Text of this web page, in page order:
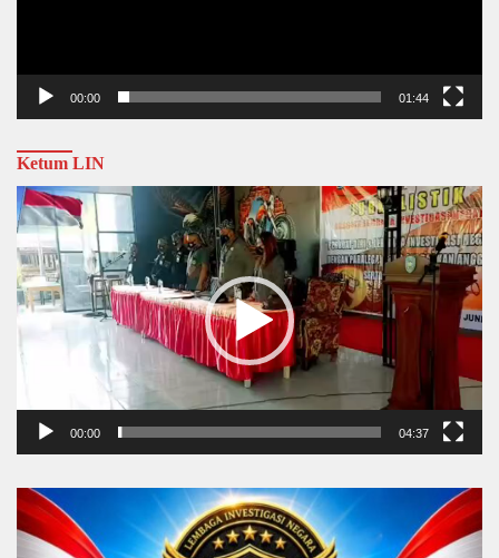
00:00 01:44
Ketum LIN
Video
Player
00:00 04:37